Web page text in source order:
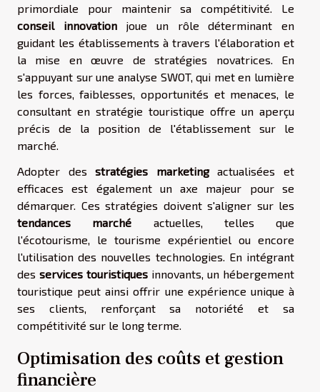
primordiale pour maintenir sa compétitivité. Le
conseil innovationjoue un rôle déterminant en
guidant les établissements à travers l'élaboration et
la mise en œuvre de stratégies novatrices. En
s'appuyant sur une analyse SWOT, qui met en lumière
les forces, faiblesses, opportunités et menaces, le
consultant en stratégie touristique offre un aperçu
précis de la position de l'établissement sur le
marché.
Adopter desstratégies marketingactualisées et
efficaces est également un axe majeur pour se
démarquer. Ces stratégies doivent s'aligner sur les
tendances marché actuelles, telles que
l'écotourisme, le tourisme expérientiel ou encore
l'utilisation des nouvelles technologies. En intégrant
des services touristiques innovants, un hébergement
touristique peut ainsi offrir une expérience unique à
ses clients, renforçant sa notoriété et sa
compétitivité sur le long terme.
Optimisation des coûts et gestion
financière